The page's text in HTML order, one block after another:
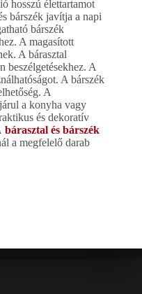
hosszú élettartamot
bárszék javítja a napi
bárszék
A magasított
A bárasztal
beszélgetésekhez. A
A bárszék
A
a konyha vagy
és dekoratív
bárasztal és bárszék
a megfelelő darab